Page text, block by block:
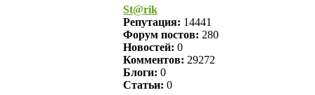
St@rik
Репутация: 14441
Форум постов: 280
Новостей: 0
Комментов: 29272
Блоги: 0
Статьи: 0